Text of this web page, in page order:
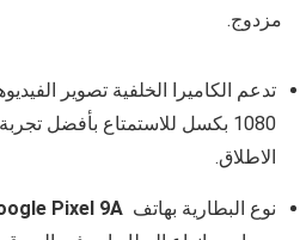
مزدوج.
1080 بكسل للاستمتاع بأفضل
الاطلاق.
نوع البطارية بهاتف Pixel 9A